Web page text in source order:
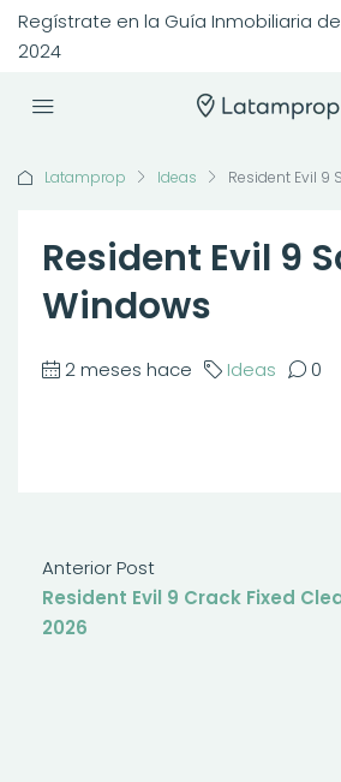
Regístrate en la Guía Inmobiliaria
2024
Latamprop Ideas Resident Evil 9
Resident Evil 9
Windows
2 meses hace Ideas 0
Anterior Post
Resident Evil 9 Crack Fixed
2026